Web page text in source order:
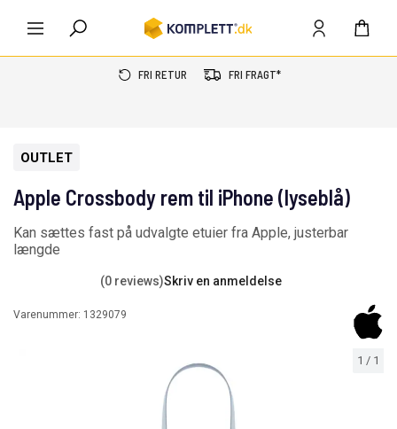
FRI RETUR FRI FRAGT*
1 / 1
OUTLET
Apple Crossbody rem til iPhone (lyseblå)
Kan sættes fast på udvalgte etuier fra Apple, justerbar
længde
(0 reviews)Skriv en anmeldelse
Varenummer: 1329079